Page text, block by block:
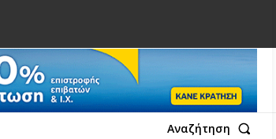
Αναζήτηση